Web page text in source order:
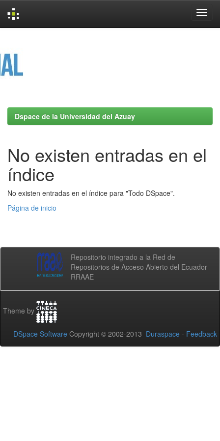
Dspace de la Universidad del Azuay
No existen entradas en el
índice
No existen entradas en el índice para "Todo DSpace".
Página de inicio
Repositorio integrado a la Red de
Repositorios de Acceso Abierto del Ecuador -
RRAAE
Theme by
DSpace Software Copyright © 2002-2013 Duraspace - Feedback